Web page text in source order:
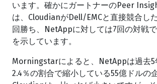
います。確かにガートナーのPeer
は、CloudianがDell/EMCと直接競合し
回勝ち、NetAppに対しては7回の対戦
を示しています。
Morningstarによると、NetAppは過去5
2.4％の割合で縮小している55億ドルの